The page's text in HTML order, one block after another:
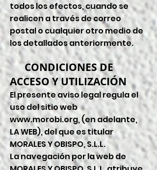
todos los efectos, cuando se
realicen a través de correo
postal o cualquier otro medio de
los detallados anteriormente.
CONDICIONES DE
ACCESO Y UTILIZACIÓN
El presente aviso legal regula el
uso del sitio web
www.morobi.org, (en adelante,
LA WEB), del que es titular
MORALES Y OBISPO, S.L.L.
La navegación por la web de